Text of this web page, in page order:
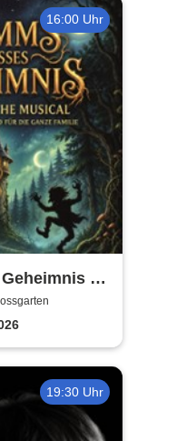
16:00 Uhr
-
19:30 Uhr